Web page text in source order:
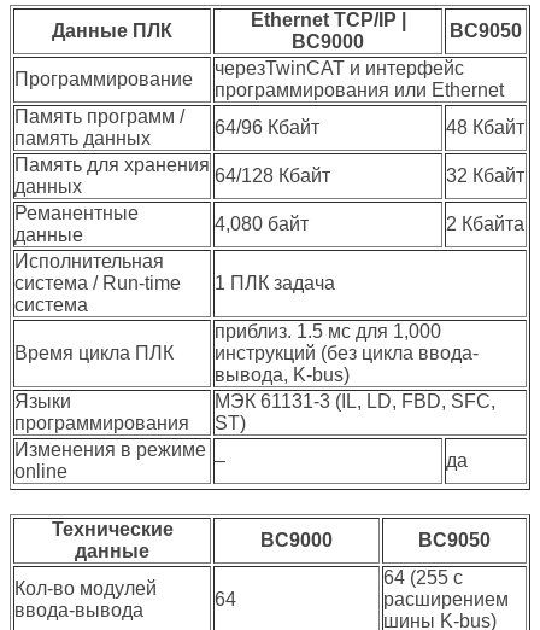
Данные ПЛК
Ethernet TCP/IP |
BC9000
BC9050
Программирование
черезTwinCAT и интерфейс
программирования или Ethernet
Память программ /
память данных
64/96 Кбайт
48 Кбайт
Память для хранения
данных
64/128 Кбайт
32 Кбайт
Реманентные
данные
4,080 байт
2 Кбайта
Исполнительная
система / Run-time
система
1 ПЛК задача
Время цикла ПЛК
приблиз. 1.5 мс для 1,000
инструкций (без цикла ввода-
вывода, K-bus)
Языки
программирования
МЭК 61131-3 (IL, LD, FBD, SFC,
ST)
Изменения в режиме
online
– да
Технические
данные
BC9000 BC9050
Кол-во модулей
ввода-вывода
64
64 (255 с
расширением
шины K-bus)